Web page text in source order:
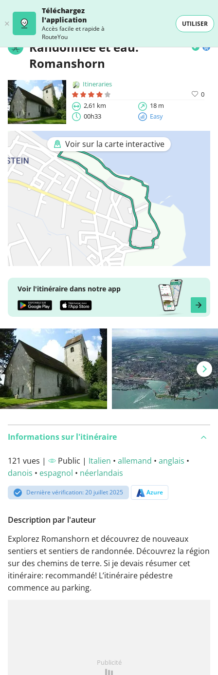
Téléchargez
l'application
Accès facile et rapide à
RouteYou
UTILISER
Randonnée et eau:
Romanshorn
Itineraries
0
2,61 km
18 m
00h33
Easy
Voir sur la carte interactive
Voir l'itinéraire dans notre app
Informations sur l'itinéraire
121 vues | Public | Italien • allemand • anglais •
danois • espagnol • néerlandais
Dernière vérification: 20 juillet 2025 Azure
Description par l'auteur
Explorez Romanshorn et découvrez de nouveaux
sentiers et sentiers de randonnée. Découvrez la région
sur des chemins de terre. Si je devais résumer cet
itinéraire: recommandé! L’itinéraire pédestre
commence au parking.
Publicité